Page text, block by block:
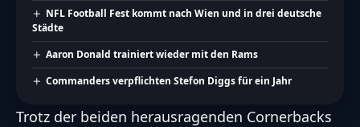
NFL Football Fest kommt nach Wien und in drei deutsche
Städte
Aaron Donald trainiert wieder mit den Rams
Commanders verpflichten Stefon Diggs für ein Jahr
Trotz der beiden herausragenden Cornerbacks